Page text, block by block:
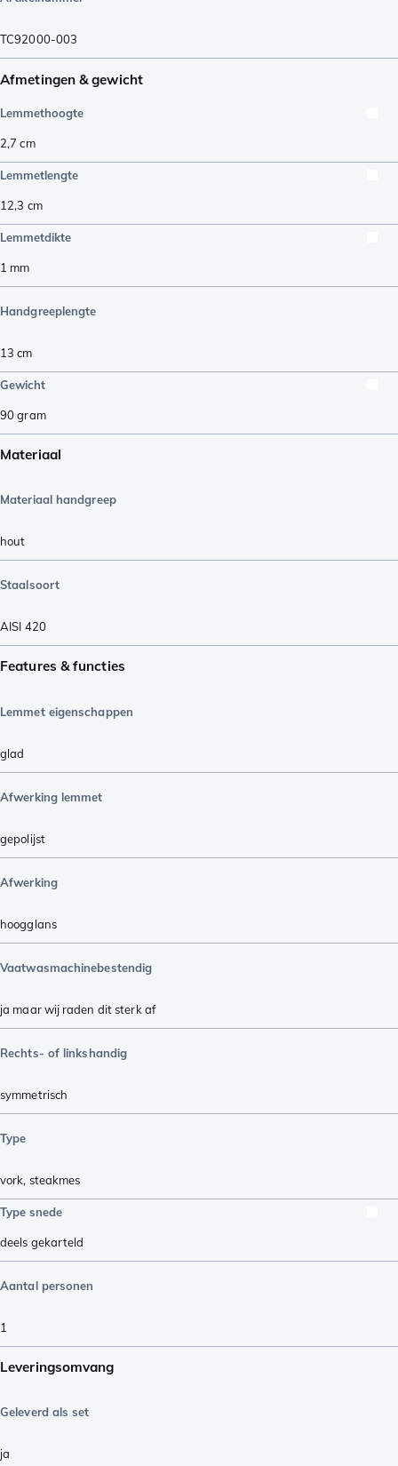
TC92000-003
Afmetingen & gewicht
Lemmethoogte
2,7 cm
Lemmetlengte
12,3 cm
Lemmetdikte
1 mm
Handgreeplengte
13 cm
Gewicht
90gram
Materiaal
Materiaal handgreep
hout
Staalsoort
AISI 420
Features & functies
Lemmet eigenschappen
glad
Afwerking lemmet
gepolijst
Afwerking
hoogglans
Vaatwasmachinebestendig
ja maar wij raden dit sterk af
Rechts- of linkshandig
symmetrisch
Type
vork, steakmes
Type snede
deels gekarteld
Aantal personen
1
Leveringsomvang
Geleverd als set
ja